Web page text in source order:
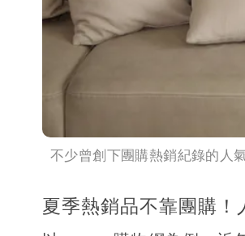
不少曾創下團購熱銷紀錄的人
夏季熱銷品不靠團購